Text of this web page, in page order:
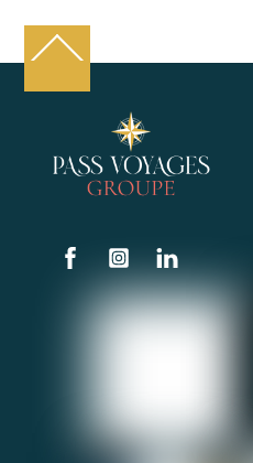
Back
Top
FacebookInstagram